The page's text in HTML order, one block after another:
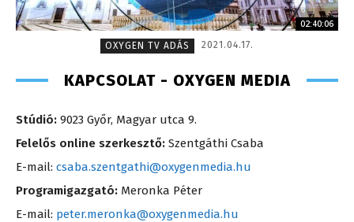
02:40:06
OXYGEN TV ADÁS
2021.04.17.
KAPCSOLAT - OXYGEN MEDIA
Stúdió: 9023 Győr, Magyar utca 9.
Felelős online szerkesztő: Szentgáthi Csaba
E-mail: csaba.szentgathi@oxygenmedia.hu
Programigazgató: Meronka Péter
E-mail: peter.meronka@oxygenmedia.hu